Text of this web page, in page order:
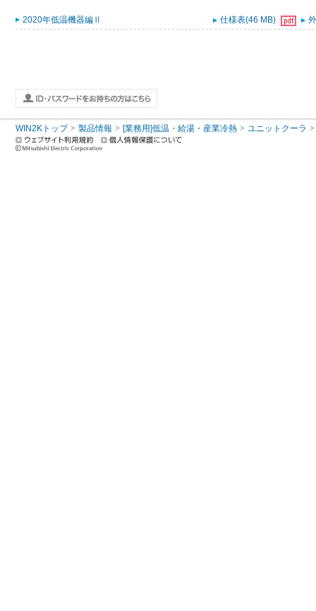
2020年低温機器編Ⅱ 仕様表(46 MB)
WIN2Kトップ 製品情報 [業務用]低温・給湯・産業冷熱 ユニットクーラ